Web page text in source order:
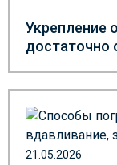
Укрепление
достаточно
21.05.2026